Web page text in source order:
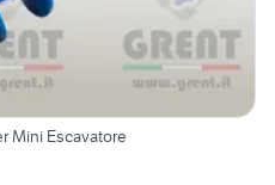
Mini Escavatore